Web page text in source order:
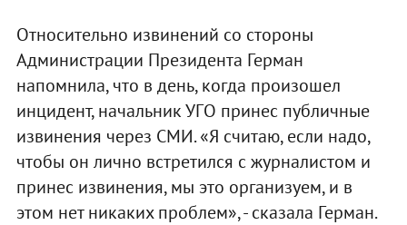
Относительно извинений со стороны
Администрации Президента Герман
напомнила, что в день, когда произошел
инцидент, начальник УГО принес публичные
извинения через СМИ. «Я считаю, если надо,
чтобы он лично встретился с журналистом и
принес извинения, мы это организуем, и в
этом нет никаких проблем», - сказала Герман.